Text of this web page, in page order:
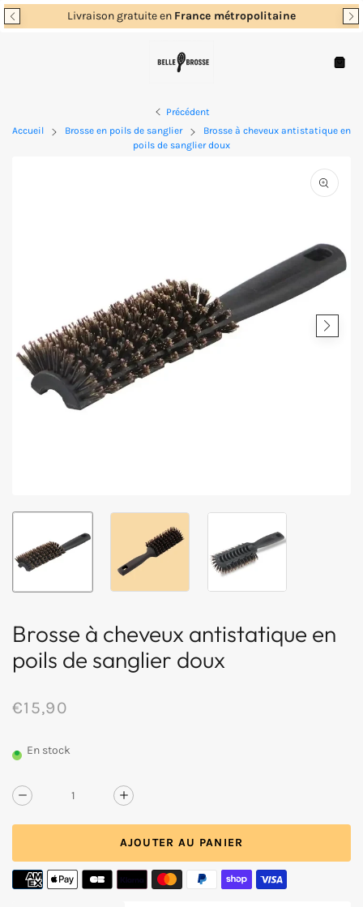
Passer
au
Livraison gratuite en France métropolitaine
Panier
Accueil Brosse en poils de sanglier
Brosse à cheveux antistatique en
poils de sanglier doux
Précédent
Ouvrir
en
vedette
dans
vue
de
la
Brosse à cheveux antistatique en
poils de sanglier doux
€15,90
/
UNITAIRE
En stock
Réduire
Brosse
à
cheveux
Augmenter
de
Brosse
à
cheveux
AJOUTER AU PANIER